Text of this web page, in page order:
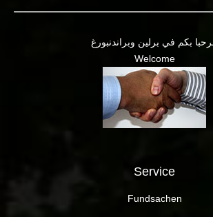
بكم في برلين وبراندنبورغ
Welcome
Service
Fundsachen